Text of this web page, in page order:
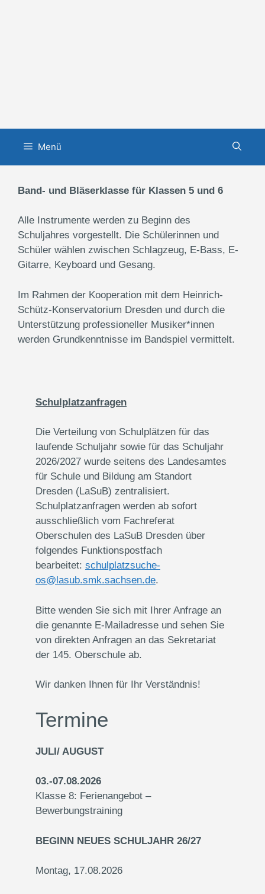
Menü
Band- und Bläserklasse für Klassen 5 und 6
Alle Instrumente werden zu Beginn des
Schuljahres vorgestellt. Die Schülerinnen und
Schüler wählen zwischen Schlagzeug, E-Bass, E-
Gitarre, Keyboard und Gesang.
Im Rahmen der Kooperation mit dem Heinrich-
Schütz-Konservatorium Dresden und durch die
Unterstützung professioneller Musiker*innen
werden Grundkenntnisse im Bandspiel vermittelt.
Schulplatzanfragen
Die Verteilung von Schulplätzen für das
laufende Schuljahr sowie für das Schuljahr
2026/2027 wurde seitens des Landesamtes
für Schule und Bildung am Standort
Dresden (LaSuB) zentralisiert.
Schulplatzanfragen werden ab sofort
ausschließlich vom Fachreferat
Oberschulen des LaSuB Dresden über
folgendes Funktionspostfach
bearbeitet: schulplatzsuche-
os@lasub.smk.sachsen.de.
Bitte wenden Sie sich mit Ihrer Anfrage an
die genannte E-Mailadresse und sehen Sie
von direkten Anfragen an das Sekretariat
der 145. Oberschule ab.
Wir danken Ihnen für Ihr Verständnis!
Termine
JULI/ AUGUST
03.-07.08.2026
Klasse 8: Ferienangebot –
Bewerbungstraining
BEGINN NEUES SCHULJAHR 26/27
Montag, 17.08.2026